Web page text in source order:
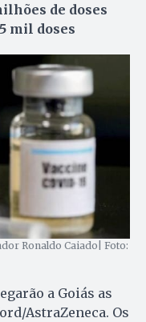
de doses
mil doses
Ronaldo Caiado| Foto:
a Goiás as
AstraZeneca. Os